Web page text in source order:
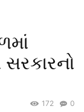
0
172